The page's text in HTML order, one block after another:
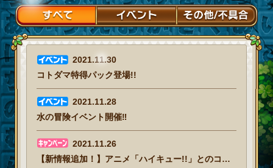
2021.11.30
コトダマ特得パック登場!!
2021.11.28
水の冒険イベント開催‼
2021.11.26
【新情報追加！】アニメ「ハイキュー!!」とのコラボが決定！コラボ記念キャンペーン情報